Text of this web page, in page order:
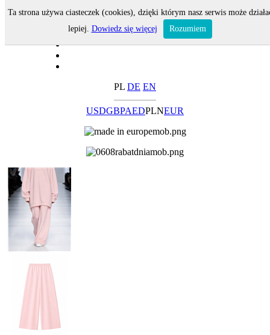
PL DE EN
USDGBPAEDPLNEUR
Ta strona używa ciasteczek (cookies), dzięki którym nasz serwis może
lepiej. Dowiedz się więcej Rozumiem